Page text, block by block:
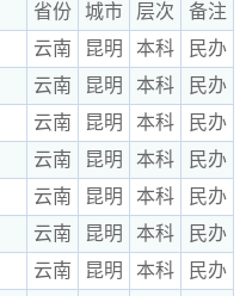
省份 城市 层次
备注
云南 昆明 本科
民办
云南 昆明 本科
民办
云南 昆明 本科
民办
云南 昆明 本科
民办
云南 昆明 本科
民办
云南 昆明 本科
民办
云南 昆明 本科
民办